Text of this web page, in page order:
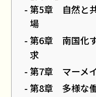
第5章 自然と
場
第6章 南国化
求
第7章 マーメ
第8章 多様な